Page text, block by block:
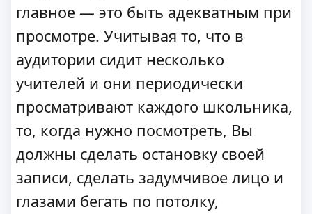
главное — это быть адекватным при
просмотре. Учитывая то, что в
аудитории сидит несколько
учителей и они периодически
просматривают каждого школьника,
то, когда нужно посмотреть, Вы
должны сделать остановку своей
записи, сделать задумчивое лицо и
глазами бегать по потолку,